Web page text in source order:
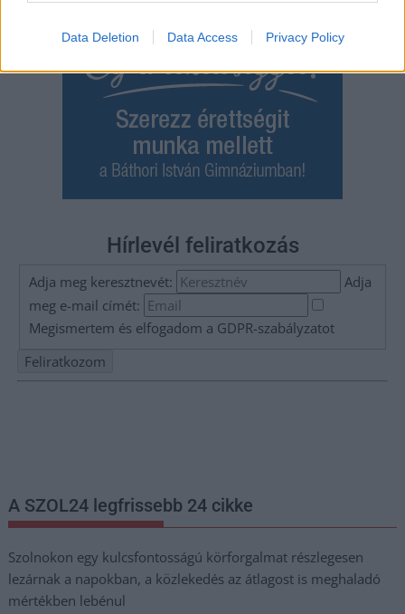
Data Deletion Data Access Privacy Policy
Hírlevél feliratkozás
Adja meg keresztnevét:
Adja
meg e-mail címét:
Megismertem és elfogadom a GDPR-szabályzatot
A SZOL24 legfrissebb 24 cikke
Szolnokon egy kulcsfontosságú körforgalmat részlegesen
lezárnak a napokban, a közlekedés az átlagost is meghaladó
mértékben lebénul